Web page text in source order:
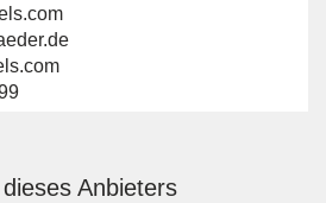
Anbieters